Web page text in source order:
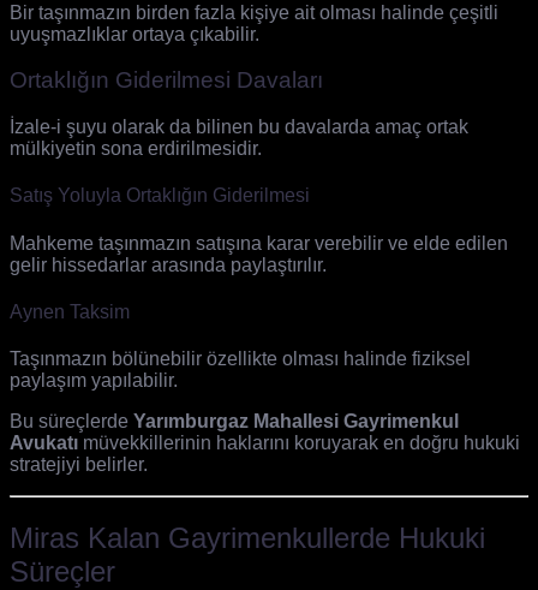
Bir taşınmazın birden fazla kişiye ait olması halinde çeşitli
uyuşmazlıklar ortaya çıkabilir.
Ortaklığın Giderilmesi Davaları
İzale-i şuyu olarak da bilinen bu davalarda amaç ortak
mülkiyetin sona erdirilmesidir.
Satış Yoluyla Ortaklığın Giderilmesi
Mahkeme taşınmazın satışına karar verebilir ve elde edilen
gelir hissedarlar arasında paylaştırılır.
Aynen Taksim
Taşınmazın bölünebilir özellikte olması halinde fiziksel
paylaşım yapılabilir.
Bu süreçlerde Yarımburgaz Mahallesi Gayrimenkul
Avukatı müvekkillerinin haklarını koruyarak en doğru hukuki
stratejiyi belirler.
Miras Kalan Gayrimenkullerde Hukuki
Süreçler